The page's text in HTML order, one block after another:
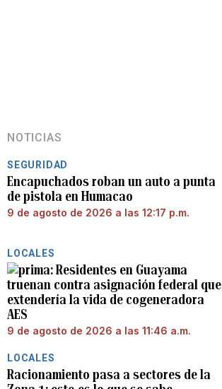
NOTICIAS
SEGURIDAD
Encapuchados roban un auto a punta
de pistola en Humacao
9 de agosto de 2026 a las 12:17 p.m.
LOCALES
Residentes en Guayama
truenan contra asignación federal que
extendería la vida de cogeneradora
AES
9 de agosto de 2026 a las 11:46 a.m.
LOCALES
Racionamiento pasa a sectores de la